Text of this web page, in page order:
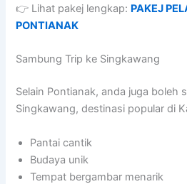
👉 Lihat pakej lengkap: PAKEJ
PONTIANAK
Sambung Trip ke Singkawang
Selain Pontianak, anda juga boleh
Singkawang, destinasi popular di
Pantai cantik
Budaya unik
Tempat bergambar menarik